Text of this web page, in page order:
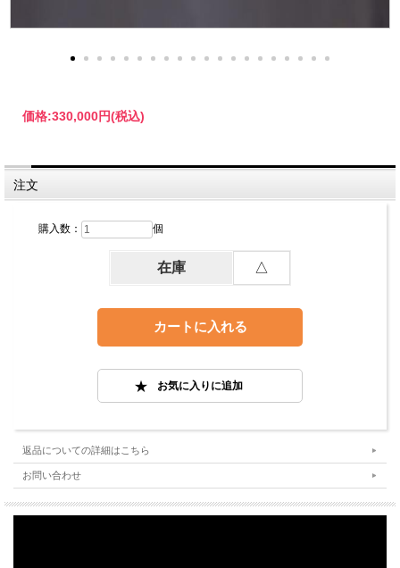
価格:330,000円(税込)
注文
購入数： 個
在庫 △
返品についての詳細はこちら
お問い合わせ